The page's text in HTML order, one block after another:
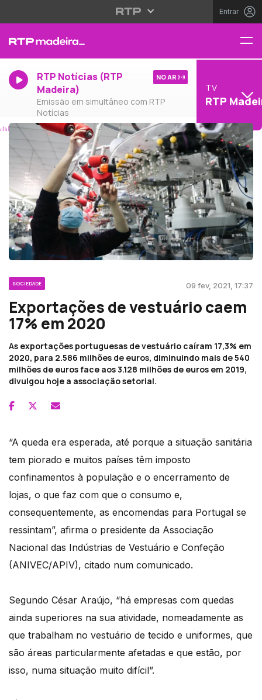
Entrar
RTP Notícias (RTP
Madeira)
Emissão em simultâneo com RTP
Notícias
NO AR
TV
RTP
SOCIEDADE 09 fev, 2021, 17:37
Exportações de vestuário caem
17% em 2020
As exportações portuguesas de vestuário caíram 17,3% em
2020, para 2.586 milhões de euros, diminuindo mais de 540
milhões de euros face aos 3.128 milhões de euros em 2019,
divulgou hoje a associação setorial.
“A queda era esperada, até porque a situação sanitária
tem piorado e muitos países têm imposto
confinamentos à população e o encerramento de
lojas, o que faz com que o consumo e,
consequentemente, as encomendas para Portugal se
ressintam”, afirma o presidente da Associação
Nacional das Indústrias de Vestuário e Confeção
(ANIVEC/APIV), citado num comunicado.
Segundo César Araújo, “há empresas com quedas
ainda superiores na sua atividade, nomeadamente as
que trabalham no vestuário de tecido e uniformes, que
são áreas particularmente afetadas e que estão, por
isso, numa situação muito difícil”.